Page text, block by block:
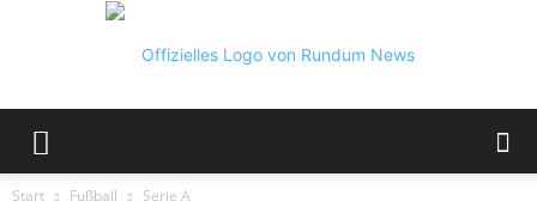
Start Fußball Serie A